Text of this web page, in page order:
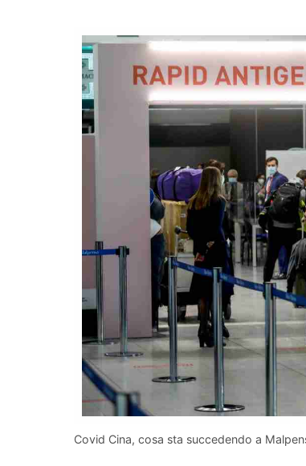
Covid Cina, cosa sta succedendo a